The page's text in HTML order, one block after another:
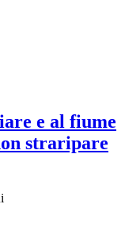
e al fiume
straripare